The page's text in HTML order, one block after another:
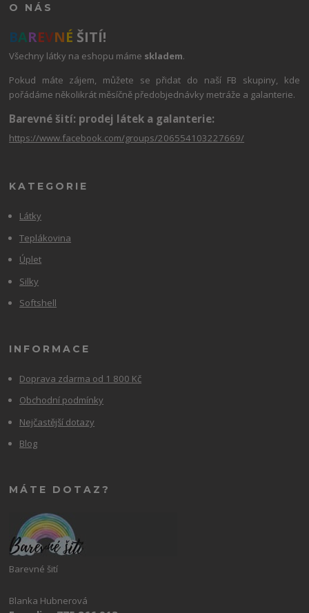
O NÁS
BAREVNÉ ŠITÍ!
Všechny látky na eshopu máme skladem.
Pokud máte zájem, můžete se přidat do naší FB skupiny, kde
pořádáme několikrát měsíčně předobjednávky metráže a galanterie.
Barevné šití: prodej látek a galanterie:
https://www.facebook.com/groups/206554103227669/
KATEGORIE
Látky
Teplákovina
Úplet
Silky
Softshell
INFORMACE
Doprava zdarma od 1 800 Kč
Obchodní podmínky
Nejčastější dotazy
Blog
MÁTE DOTAZ?
Barevné šití
Blanka Hubnerová